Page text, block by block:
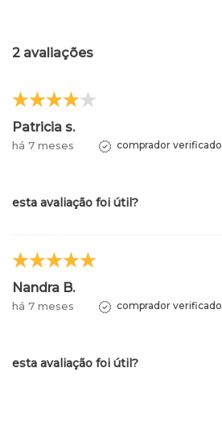
2 avaliações
Patricia s.
há 7 meses comprador verificado
esta avaliação foi útil?
Nandra B.
há 7 meses comprador verificado
esta avaliação foi útil?